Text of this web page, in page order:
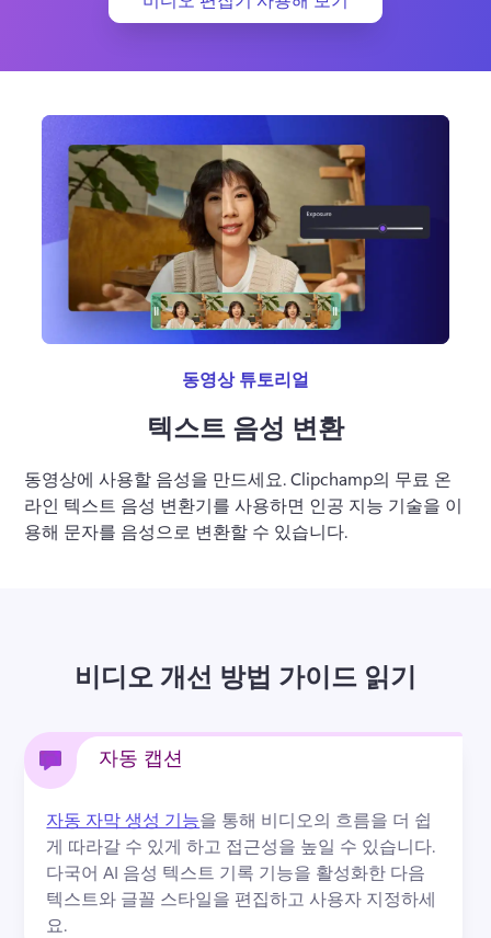
동영상 튜토리얼
텍스트 음성 변환
동영상에 사용할 음성을 만드세요. Clipchamp의 무료 온
라인 텍스트 음성 변환기를 사용하면 인공 지능 기술을 이
용해 문자를 음성으로 변환할 수 있습니다.
비디오 개선 방법 가이드 읽기
자동 캡션
자동 자막 생성 기능을 통해 비디오의 흐름을 더 쉽
다국어 AI 음성 텍스트 기록 기능을 활성화한 다음
텍스트와 글꼴 스타일을 편집하고 사용자 지정하세
요.